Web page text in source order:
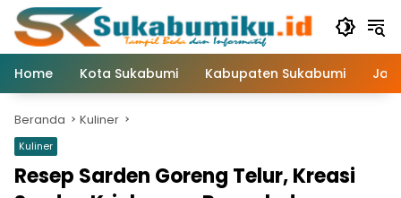
Langsung
konten
Home
Kota Sukabumi Kabupaten Sukabumi
Beranda Kuliner
Kuliner
Resep Sarden Goreng Telur, Kreasi